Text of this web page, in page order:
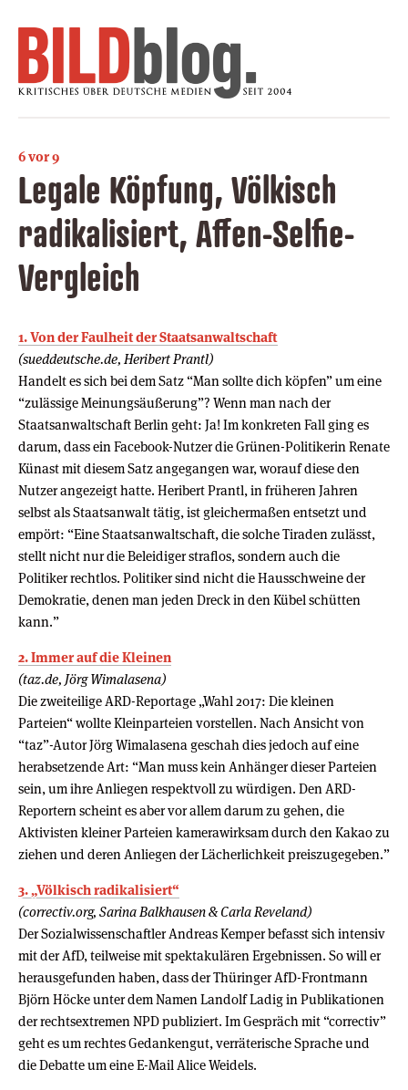
6 vor 9
Legale Köpfung, Völkisch
radikalisiert, Affen-Selfie-
Vergleich
1. Von der Faulheit der Staatsanwaltschaft
(sueddeutsche.de, Heribert Prantl)
Handelt es sich bei dem Satz “Man sollte dich köpfen” um eine
“zulässige Meinungsäußerung”? Wenn man nach der
Staatsanwaltschaft Berlin geht: Ja! Im konkreten Fall ging es
darum, dass ein Facebook-Nutzer die Grünen-Politikerin Renate
Künast mit diesem Satz angegangen war, worauf diese den
Nutzer angezeigt hatte. Heribert Prantl, in früheren Jahren
selbst als Staatsanwalt tätig, ist gleichermaßen entsetzt und
empört: “Eine Staatsanwaltschaft, die solche Tiraden zulässt,
stellt nicht nur die Beleidiger straflos, sondern auch die
Politiker rechtlos. Politiker sind nicht die Hausschweine der
Demokratie, denen man jeden Dreck in den Kübel schütten
kann.”
2. Immer auf die Kleinen
(taz.de, Jörg Wimalasena)
Die zweiteilige ARD-Reportage „Wahl 2017: Die kleinen
Parteien“ wollte Kleinparteien vorstellen. Nach Ansicht von
“taz”-Autor Jörg Wimalasena geschah dies jedoch auf eine
herabsetzende Art: “Man muss kein Anhänger dieser Parteien
sein, um ihre Anliegen respektvoll zu würdigen. Den ARD-
Reportern scheint es aber vor allem darum zu gehen, die
Aktivisten kleiner Parteien kamerawirksam durch den Kakao zu
ziehen und deren Anliegen der Lächerlichkeit preiszugegeben.”
3. „Völkisch radikalisiert“
(correctiv.org, Sarina Balkhausen & Carla Reveland)
Der Sozialwissenschaftler Andreas Kemper befasst sich intensiv
mit der AfD, teilweise mit spektakulären Ergebnissen. So will er
herausgefunden haben, dass der Thüringer AfD-Frontmann
Björn Höcke unter dem Namen Landolf Ladig in Publikationen
der rechtsextremen NPD publiziert. Im Gespräch mit “correctiv”
geht es um rechtes Gedankengut, verräterische Sprache und
die Debatte um eine E-Mail Alice Weidels.